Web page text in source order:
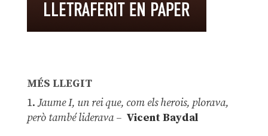
MÉS LLEGIT
1.Jaume I, un rei que, com els herois, plorava,
però també liderava – Vicent Baydal